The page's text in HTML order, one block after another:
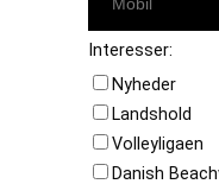
Interesser:
Nyheder
Landshold
Volleyligaen
Danish